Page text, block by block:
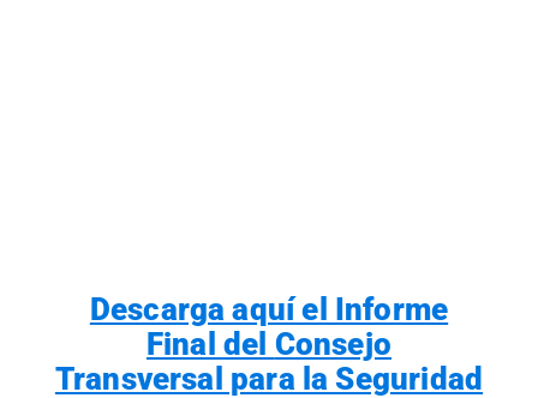
Descarga aquí el Informe
Final del Consejo
Transversal para la Seguridad